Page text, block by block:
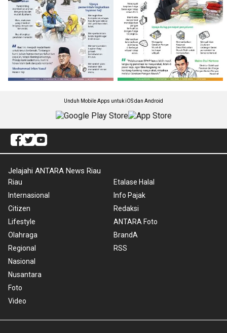
Unduh Mobile Apps untuk iOS dan Android
Jelajahi ANTARA News Riau
Riau
Internasional
Citizen
Lifestyle
Olahraga
Regional
Nasional
Nusantara
Foto
Video
Etalase Halal
Info Pajak
Redaksi
ANTARA Foto
BrandA
RSS